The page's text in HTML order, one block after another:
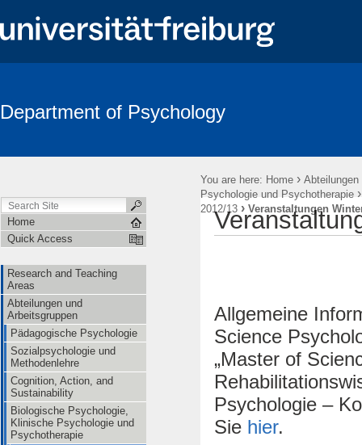
Department of Psychology
You are here: Home › Abteilungen
Psychologie und Psychotherapie
2012/13 › Veranstaltungen
Home
Quick Access
Research and Teaching
Areas
Abteilungen und
Arbeitsgruppen
Pädagogische Psychologie
Sozialpsychologie und
Methodenlehre
Cognition, Action, and
Sustainability
Biologische Psychologie,
Klinische Psychologie und
Psychotherapie
Allgemeine
Science
„Master of
Psychologie –
Sie hier.